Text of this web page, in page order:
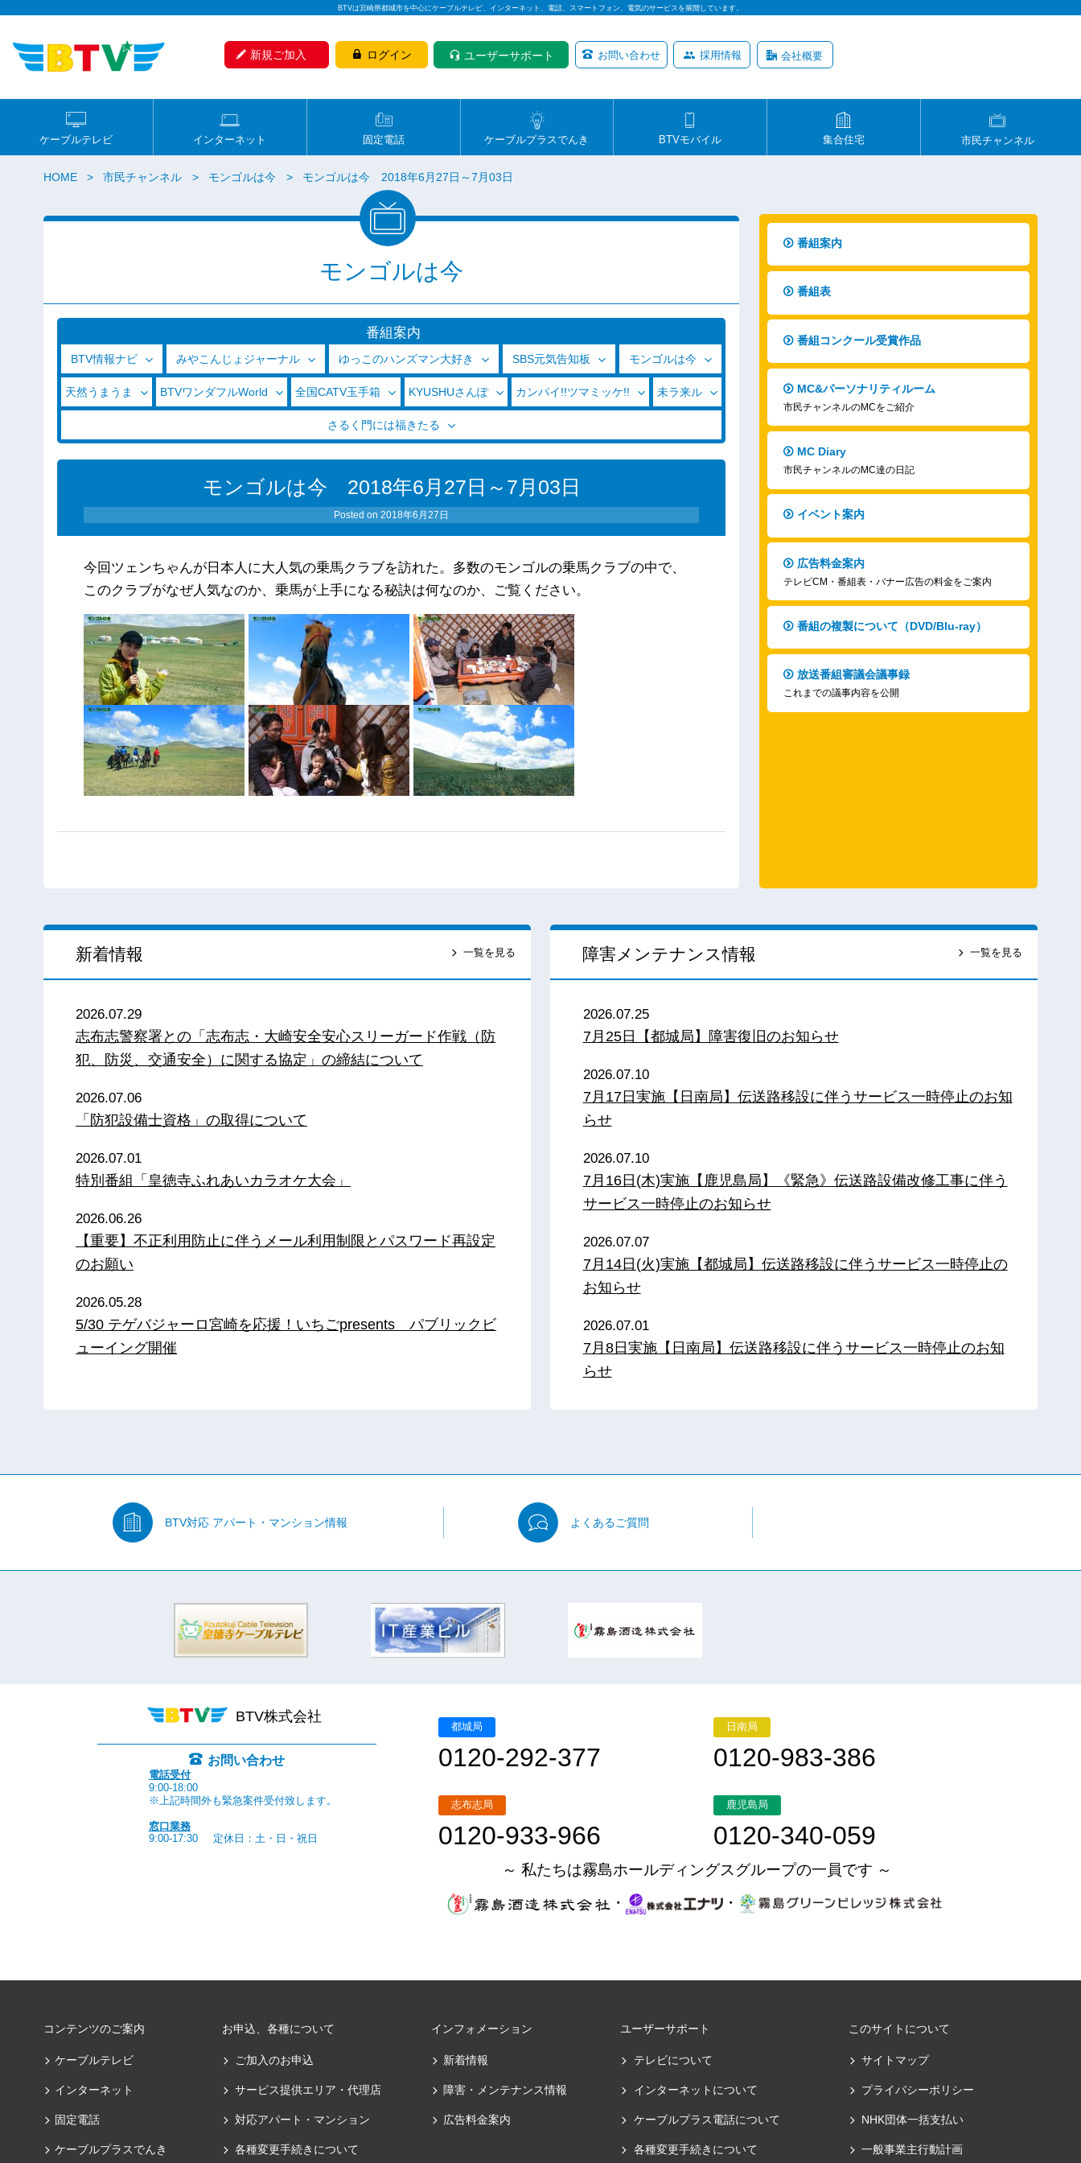
BTVは宮崎県都城市を中心にケーブルテレビ、インターネット、電話、スマートフォン、電気のサービスを展開しています。
新規ご加入 ログイン ユーザーサポート お問い合わせ 採用情報 会社概要
ケーブルテレビ インターネット 固定電話 ケーブルプラスでんき BTVモバイル 集合住宅 市民チャンネル
HOME 市民チャンネル モンゴルは今 モンゴルは今 2018年6月27日～7月03日
モンゴルは今
番組案内
BTV情報ナビ みやこんじょジャーナル ゆっこのハンズマン大好き SBS元気告知板 モンゴルは今
天然うまうま BTVワンダフルWorld 全国CATV玉手箱 KYUSHUさんぽ カンパイ!!ツマミッケ!! 未ラ来ル
さるく門には福きたる
モンゴルは今 2018年6月27日～7月03日
Posted on2018年6月27日
今回ツェンちゃんが日本人に大人気の乗馬クラブを訪れた。多数のモンゴルの乗馬クラブの中で、
このクラブがなぜ人気なのか、乗馬が上手になる秘訣は何なのか、ご覧ください。
番組案内
番組表
番組コンクール受賞作品
MC&パーソナリティルーム
市民チャンネルのMCをご紹介
MC Diary
市民チャンネルのMC達の日記
イベント案内
広告料金案内
テレビCM・番組表・バナー広告の料金をご案内
番組の複製について（DVD/Blu-ray）
放送番組審議会議事録
これまでの議事内容を公開
新着情報 一覧を見る
2026.07.29
志布志警察署との「志布志・大崎安全安心スリーガード作戦（防
犯、防災、交通安全）に関する協定」の締結について
2026.07.06
「防犯設備士資格」の取得について
2026.07.01
特別番組「皇徳寺ふれあいカラオケ大会」
2026.06.26
【重要】不正利用防止に伴うメール利用制限とパスワード再設定
のお願い
2026.05.28
5/30 テゲバジャーロ宮崎を応援！いちごpresents パブリックビ
ューイング開催
障害メンテナンス情報 一覧を見る
2026.07.25
7月25日【都城局】障害復旧のお知らせ
2026.07.10
7月17日実施【日南局】伝送路移設に伴うサービス一時停止のお知
らせ
2026.07.10
7月16日(木)実施【鹿児島局】《緊急》伝送路設備改修工事に伴う
サービス一時停止のお知らせ
2026.07.07
7月14日(火)実施【都城局】伝送路移設に伴うサービス一時停止の
お知らせ
2026.07.01
7月8日実施【日南局】伝送路移設に伴うサービス一時停止のお知
らせ
BTV対応 アパート・マンション情報 よくあるご質問
BTV株式会社
お問い合わせ
電話受付
9:00-18:00
※上記時間外も緊急案件受付致します。
窓口業務
9:00-17:30
定休日：土・日・祝日
都城局
0120-292-377
日南局
0120-983-386
志布志局
0120-933-966
鹿児島局
0120-340-059
～ 私たちは霧島ホールディングスグループの一員です ～
・
・
コンテンツのご案内
ケーブルテレビ
インターネット
固定電話
ケーブルプラスでんき
お申込、各種について
ご加入のお申込
サービス提供エリア・代理店
対応アパート・マンション
各種変更手続きについて
インフォメーション
新着情報
障害・メンテナンス情報
広告料金案内
ユーザーサポート
テレビについて
インターネットについて
ケーブルプラス電話について
各種変更手続きについて
このサイトについて
サイトマップ
プライバシーポリシー
NHK団体一括支払い
一般事業主行動計画